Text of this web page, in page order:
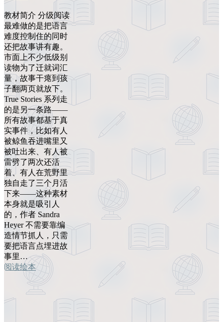
教材简介 分级阅读
最难做的是把语言
难度控制住的同时
还把故事讲有趣。
市面上不少低级别
读物为了迁就词汇
量，故事干瘪到孩
子翻两页就放下。
True Stories 系列走
的是另一条路——
所有故事都基于真
实事件，比如有人
被鲸鱼吞进嘴里又
被吐出来、有人被
雷劈了两次还活
着、有人在荒野里
独自走了三个月活
下来——这种素材
本身就是吸引人
的，作者 Sandra
Heyer 不需要靠编
造情节抓人，只需
要把语言点埋进故
事里…
阅读绘本